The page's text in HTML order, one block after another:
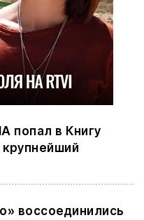
попал в Книгу
крупнейший
воссоединились